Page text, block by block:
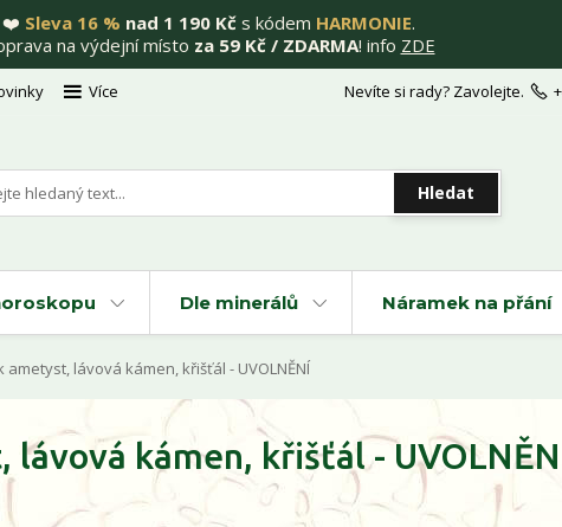
❤️ Sleva 16 % nad 1 190 Kčs kódem HARMONIE.
na výdejní místo za 59 Kč / ZDARMA! info ZDE
Více
Hledat
Nevíte si rady? Zavolejte.
Dle minerálů Náramek na přání
lávová kámen, křišťál - UVOLNĚNÍ
kámen, křišťál -